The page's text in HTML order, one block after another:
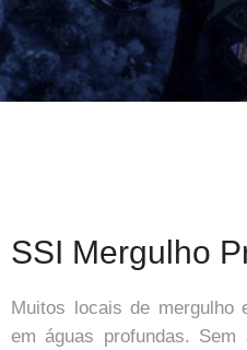
SSI Mergulho
Muitos locais de mergulho
em águas profundas. Sem